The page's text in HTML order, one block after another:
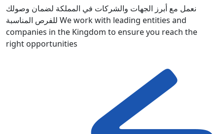
نعمل مع أبرز الجهات والشركات في المملكة لضمان وصولك
للفرص المناسبة We work with leading entities and
companies in the Kingdom to ensure you reach the
right opportunities